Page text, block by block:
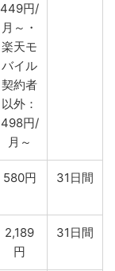
449円/
月～・
楽天モ
バイル
契約者
以外：
498円/
月～
580円 31日間
2,189
円
31日間